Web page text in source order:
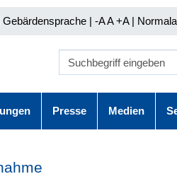
Gebärdensprache | -A A+A |
Presse Medien